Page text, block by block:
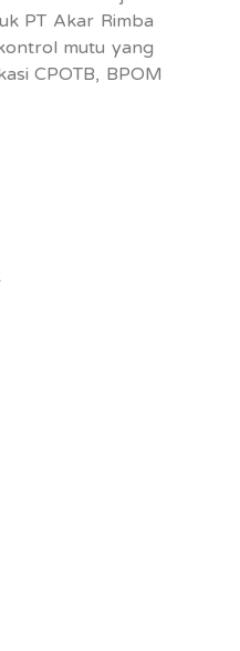
PT Akar Rimba
mutu yang
CPOTB, BPOM